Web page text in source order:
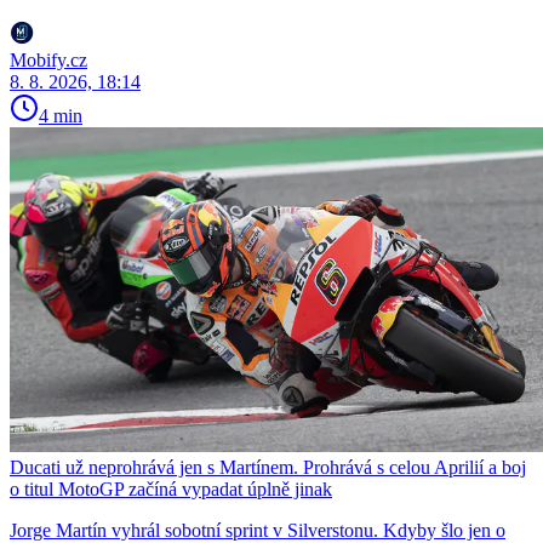
Mobify.cz
8. 8. 2026, 18:14
4 min
Ducati už neprohrává jen s Martínem. Prohrává s celou Aprilií a boj
o titul MotoGP začíná vypadat úplně jinak
Jorge Martín vyhrál sobotní sprint v Silverstonu. Kdyby šlo jen o